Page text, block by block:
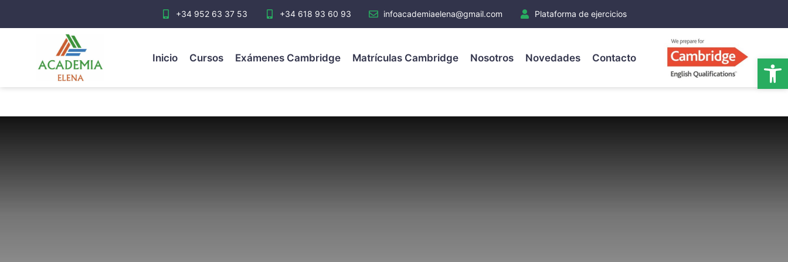
+34 952 63 37 53 +34 618 93 60 93 infoacademiaelena@gmail.com Plataforma de ejercicios
Inicio Cursos Exámenes Cambridge Matrículas Cambridge Nosotros Novedades Contacto